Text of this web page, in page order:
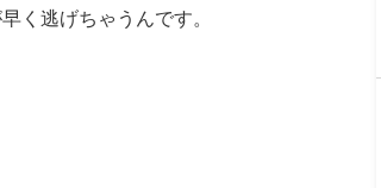
く逃げちゃうんです。